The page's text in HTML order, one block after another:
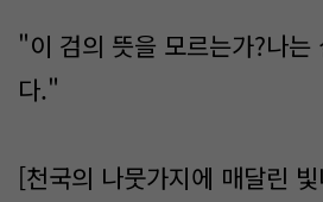
"이 검의 뜻을 모르는가?나는
다."
[천국의 나뭇가지에 매달린